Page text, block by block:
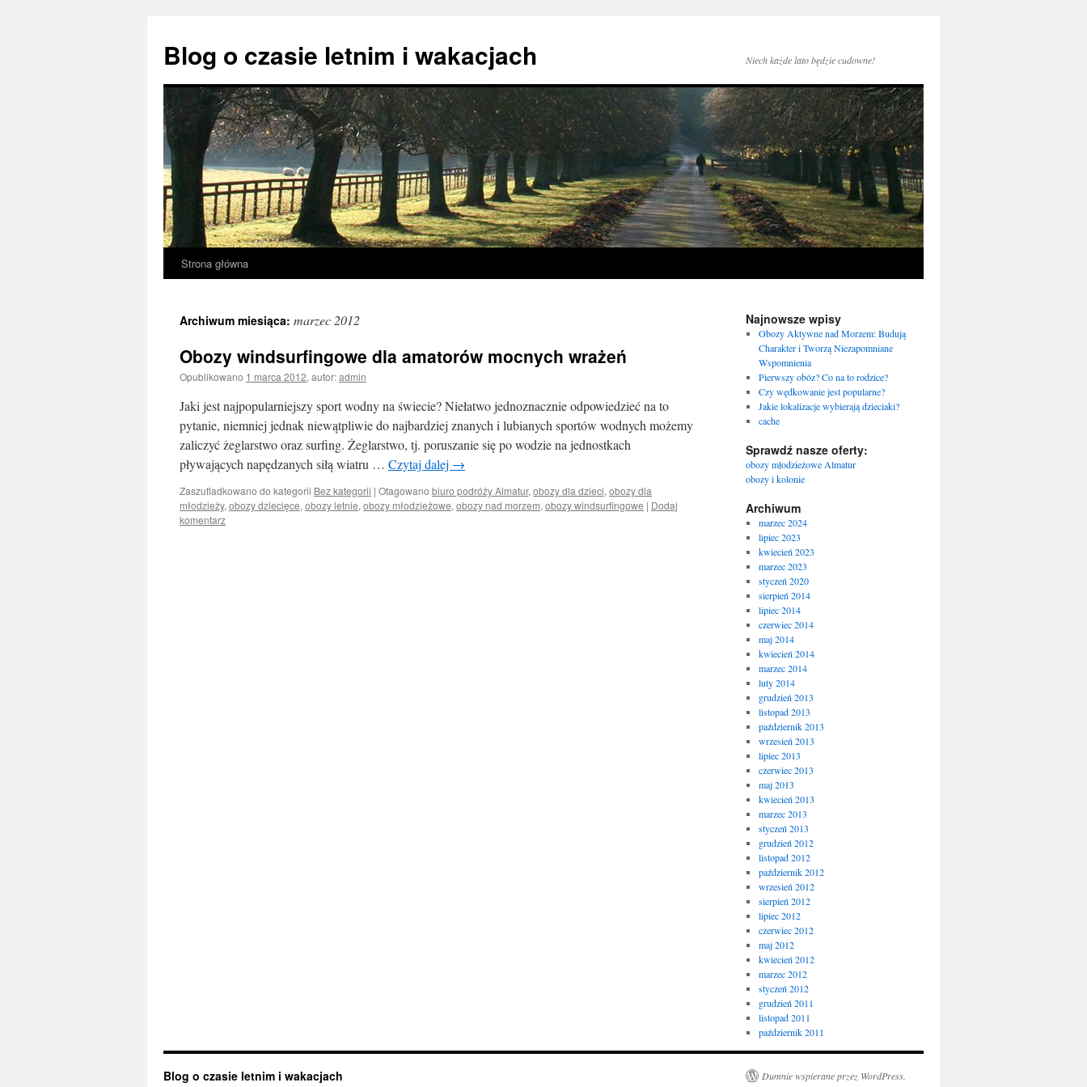
treści
Blog o czasie letnim i wakacjach Niech każde lato będzie cudowne!
Strona główna
Archiwum miesiąca: marzec 2012
Obozy windsurfingowe dla amatorów mocnych wrażeń
Opublikowano 1 marca 2012, autor:admin
Jaki jest najpopularniejszy sport wodny na świecie? Niełatwo jednoznacznie odpowiedzieć na to
pytanie, niemniej jednak niewątpliwie do najbardziej znanych i lubianych sportów wodnych możemy
zaliczyć żeglarstwo oraz surfing. Żeglarstwo, tj. poruszanie się po wodzie na jednostkach
pływających napędzanych siłą wiatru … Czytaj dalej →
Zaszufladkowano do kategorii Bez kategorii | Otagowano biuro podróży Almatur, obozy dla dzieci, obozy dla
młodzieży, obozy dziecięce, obozy letnie, obozy młodzieżowe, obozy nad morzem, obozy windsurfingowe | Dodaj
komentarz
Najnowsze wpisy
Obozy Aktywne nad Morzem: Budują
Charakter i Tworzą Niezapomniane
Wspomnienia
Pierwszy obóz? Co na to rodzice?
Czy wędkowanie jest popularne?
Jakie lokalizacje wybierają dzieciaki?
cache
Sprawdź nasze oferty:
obozy młodzieżowe Almatur
obozy i kolonie
Archiwum
marzec 2024
lipiec 2023
kwiecień 2023
marzec 2023
styczeń 2020
sierpień 2014
lipiec 2014
czerwiec 2014
maj 2014
kwiecień 2014
marzec 2014
luty 2014
grudzień 2013
listopad 2013
październik 2013
wrzesień 2013
lipiec 2013
czerwiec 2013
maj 2013
kwiecień 2013
marzec 2013
styczeń 2013
grudzień 2012
listopad 2012
październik 2012
wrzesień 2012
sierpień 2012
lipiec 2012
czerwiec 2012
maj 2012
kwiecień 2012
marzec 2012
styczeń 2012
grudzień 2011
listopad 2011
październik 2011
Blog o czasie letnim i wakacjach Dumnie wspierane przez WordPress.